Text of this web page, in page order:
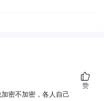
密不加密，各人自己
赞